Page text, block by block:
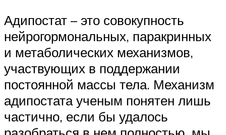
Адипостат – это совокупность
нейрогормональных, паракринных
и метаболических механизмов,
участвующих в поддержании
постоянной массы тела. Механизм
адипостата ученым понятен лишь
частично, если бы удалось